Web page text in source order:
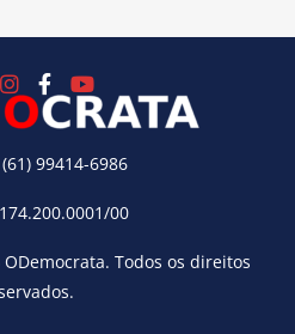
99414-6986
00
ODemocrata. Todos os direitos